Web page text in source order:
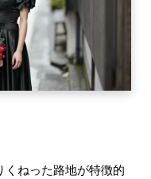
ねった路地が特徴的